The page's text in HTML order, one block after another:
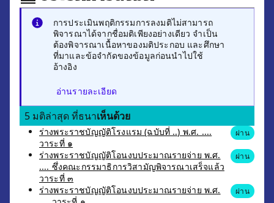
การประเมินพฤติกรรมการลงมติไม่สามารถ
พิจารณาได้จากชื่อมติเพียงอย่างเดียว จำเป็น
ต้องพิจารณาเนื้อหาของมติประกอบ และศึกษา
ที่มาและข้อจำกัดของข้อมูลก่อนนำไปใช้
อ้างอิง
อ่านรายละเอียด
5 มติล่าสุด ที่ธนาเห็นด้วย
ร่างพระราชบัญญัติโรงแรม (ฉบับที่ ..) พ.ศ. ....
วาระที่ ๑
ผ่าน
ร่างพระราชบัญญัติโอนงบประมาณรายจ่าย พ.ศ.
.... ซึ่งคณะกรรมาธิการวิสามัญพิจารณาเสร็จแล้ว
วาระที่ ๓
ผ่าน
ร่างพระราชบัญญัติโอนงบประมาณรายจ่าย พ.ศ.
ผ่าน